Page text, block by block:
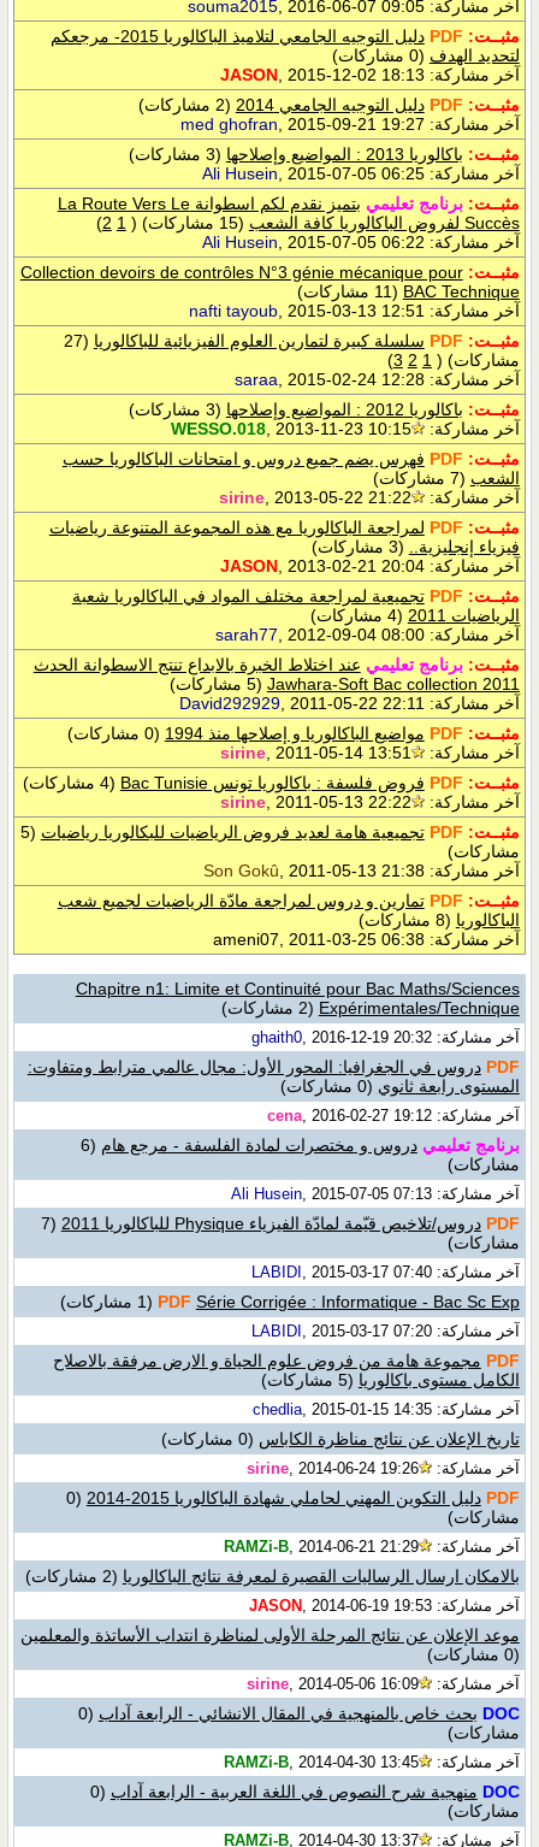
آخر مشاركة:
souma2015, 2016-06-07 09:05
مثبــت: PDF
دليل التوجيه الجامعي لتلاميذ الباكالوريا 2015- مرجعكم
لتحديد الهدف (0 مشاركات)
آخر مشاركة:
JASON, 2015-12-02 18:13
مثبــت: PDF دليل التوجيه الجامعي 2014
(2 مشاركات)
آخر مشاركة:
med ghofran , 2015-09-21 19:27
مثبــت: باكالوريا 2013 : المواضيع وإصلاحها
(3 مشاركات)
آخر مشاركة:
Ali Husein , 2015-07-05 06:25
مثبــت: برنامج تعليمي
بتميز نقدم لكم اسطوانة La Route Vers Le
Succès لفروض الباكالوريا كافة الشعب
(15 مشاركات) (
1
2
)
آخر مشاركة:
Ali Husein , 2015-07-05 06:22
مثبــت: Collection devoirs de contrôles N°3 génie mécanique pour
BAC Technique (11 مشاركات)
آخر مشاركة:
nafti tayoub, 2015-03-13 12:51
مثبــت: PDF سلسلة كبيرة لتمارين العلوم الفيزيائية للباكالوريا
(27
مشاركات) (
1
2
3
)
آخر مشاركة:
saraa , 2015-02-24 12:28
مثبــت: باكالوريا 2012 : المواضيع وإصلاحها
(3 مشاركات)
آخر مشاركة:
WESSO.018, 2013-11-23 10:15
مثبــت: PDF فهرس يضم جميع دروس و امتحانات الباكالوريا حسب
الشعب (7 مشاركات)
آخر مشاركة:
sirine, 2013-05-22 21:22
مثبــت: PDF لمراجعة الباكالوريا مع هذه المجموعة المتنوعة رياضيات
فيزياء إنجليزية..
(3 مشاركات)
آخر مشاركة:
JASON, 2013-02-21 20:04
مثبــت: PDF تجميعية لمراجعة مختلف المواد في الباكالوريا شعبة
الرياضيات 2011
(4 مشاركات)
آخر مشاركة:
sarah77 , 2012-09-04 08:00
مثبــت: برنامج تعليمي عند اختلاط الخبرة بالابداع تنتج الاسطوانة الحدث
Jawhara-Soft Bac collection 2011 (5 مشاركات)
آخر مشاركة:
David292929, 2011-05-22 22:11
مثبــت: PDF مواضيع الباكالوريا و إصلاحها منذ 1994
(0 مشاركات)
آخر مشاركة:
sirine, 2011-05-14 13:51
مثبــت: PDF فروض فلسفة : باكالوريا تونس Bac Tunisie
(4 مشاركات)
آخر مشاركة:
sirine, 2011-05-13 22:22
مثبــت: PDF تجميعية هامة لعديد فروض الرياضيات للبكالوريا رياضيات
(5
مشاركات)
آخر مشاركة:
Son Gokû , 2011-05-13 21:38
مثبــت: PDF تمارين و دروس لمراجعة مادّة الرياضيات لجميع شعب
الباكالوريا (8 مشاركات)
آخر مشاركة: ameni07, 2011-03-25 06:38
Chapitre n1: Limite et Continuité pour Bac Maths/Sciences
Expérimentales/Technique (2 مشاركات)
آخر مشاركة: ghaith0, 2016-12-19 20:32
PDF دروس في الجغرافيا: المحور الأول: مجال عالمي مترابط ومتفاوت:
المستوى رابعة ثانوي (0 مشاركات)
آخر مشاركة: cena, 2016-02-27 19:12
برنامج تعليمي دروس و مختصرات لمادة الفلسفة - مرجع هام
(6
مشاركات)
آخر مشاركة: Ali Husein, 2015-07-05 07:13
PDF دروس/تلاخيص قيّمة لمادّة الفيزياء Physique للباكالوريا 2011
(7
مشاركات)
آخر مشاركة: LABIDI , 2015-03-17 07:40
PDF Série Corrigée : Informatique - Bac Sc Exp (1 مشاركات)
آخر مشاركة: LABIDI , 2015-03-17 07:20
PDF مجموعة هامة من فروض علوم الحياة و الارض مرفقة بالاصلاح
الكامل مستوى باكالوريا (5 مشاركات)
آخر مشاركة: chedlia, 2015-01-15 14:35
تاريخ الإعلان عن نتائج مناظرة الكاباس (0 مشاركات)
آخر مشاركة: sirine, 2014-06-24 19:26
PDF دليل التكوين المهني لحاملي شهادة الباكالوريا 2015-2014
(0
مشاركات)
آخر مشاركة: RAMZi-B, 2014-06-21 21:29
بالامكان ارسال الرساليات القصيرة لمعرفة نتائج الباكالوريا (2 مشاركات)
آخر مشاركة: JASON , 2014-06-19 19:53
موعد الإعلان عن نتائج المرحلة الأولى لمناظرة انتداب الأساتذة والمعلمين
(0 مشاركات)
آخر مشاركة: sirine, 2014-05-06 16:09
DOC بحث خاص بالمنهجية في المقال الانشائي - الرابعة آداب
(0
مشاركات)
آخر مشاركة: RAMZi-B, 2014-04-30 13:45
DOC منهجية شرح النصوص في اللغة العربية - الرابعة آداب
(0
مشاركات)
آخر مشاركة: RAMZi-B, 2014-04-30 13:37